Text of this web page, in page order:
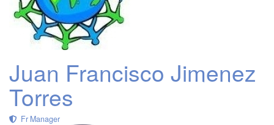
Juan Francisco Jimenez
Torres
Fr Manager